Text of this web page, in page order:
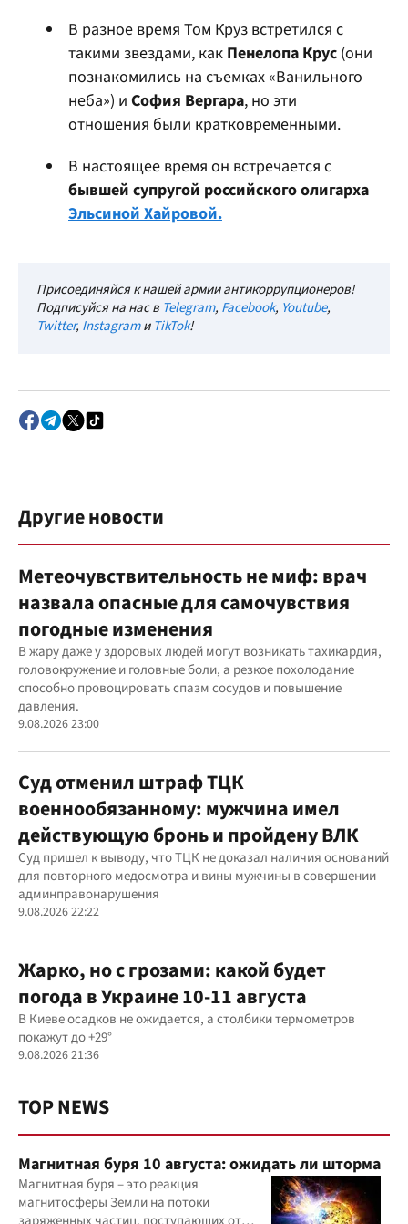
В разное время Том Круз встретился с
такими звездами, как Пенелопа Крус (они
познакомились на съемках «Ванильного
неба») и София Вергара, но эти
отношения были кратковременными.
В настоящее время он встречается с
бывшей супругой российского олигарха
Эльсиной Хайровой.
Присоединяйся к нашей армии антикоррупционеров!
Подписуйся на нас в Telegram, Facebook, Youtube,
Twitter, InstagramиTikTok!
Другие новости
Метеочувствительность не миф: врач
назвала опасные для самочувствия
погодные изменения
В жару даже у здоровых людей могут возникать тахикардия,
головокружение и головные боли, а резкое похолодание
способно провоцировать спазм сосудов и повышение
давления.
9.08.2026 23:00
Суд отменил штраф ТЦК
военнообязанному: мужчина имел
действующую бронь и пройдену ВЛК
Суд пришел к выводу, что ТЦК не доказал наличия оснований
для повторного медосмотра и вины мужчины в совершении
админправонарушения
9.08.2026 22:22
Жарко, но с грозами: какой будет
погода в Украине 10-11 августа
В Киеве осадков не ожидается, а столбики термометров
покажут до +29°
9.08.2026 21:36
TOP NEWS
Магнитная буря 10 августа: ожидать ли шторма
Магнитная буря – это реакция
магнитосферы Земли на потоки